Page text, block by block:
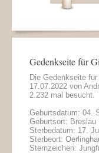
Gedenkseite für
Die Gedenkseite
17.07.2022 von
2.232 mal besucht.
Geburtsdatum: 04.
Geburtsort: Breslau
Sterbedatum: 17.
Sterbeort:
Sternzeichen: